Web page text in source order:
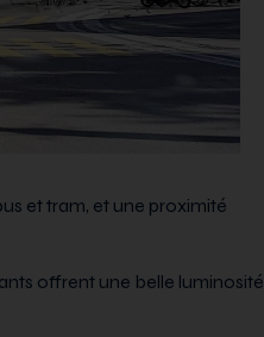
et tram, et une proximité
offrent une belle luminosité